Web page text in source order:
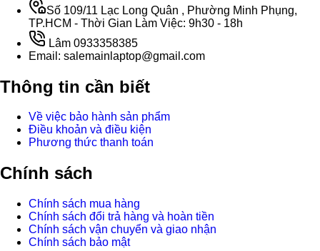
Số 109/11 Lạc Long Quân , Phường Minh Phụng,
TP.HCM - Thời Gian Làm Việc: 9h30 - 18h
Lâm 0933358385
Email: salemainlaptop@gmail.com
Thông tin cần biết
Về việc bảo hành sản phẩm
Điều khoản và điều kiện
Phương thức thanh toán
Chính sách
Chính sách mua hàng
Chính sách đổi trả hàng và hoàn tiền
Chính sách vận chuyển và giao nhận
Chính sách bảo mật